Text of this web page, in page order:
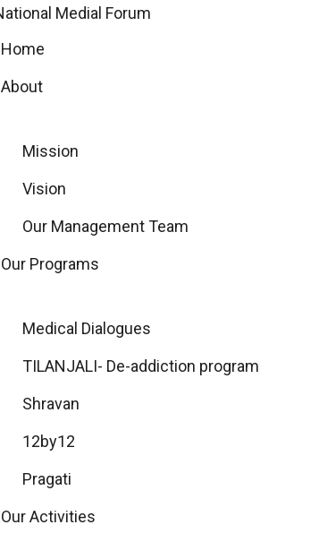
Home
About
Mission
Vision
Our Management Team
Our Programs
Medical Dialogues
TILANJALI- De-addiction program
Shravan
12by12
Pragati
Our Activities